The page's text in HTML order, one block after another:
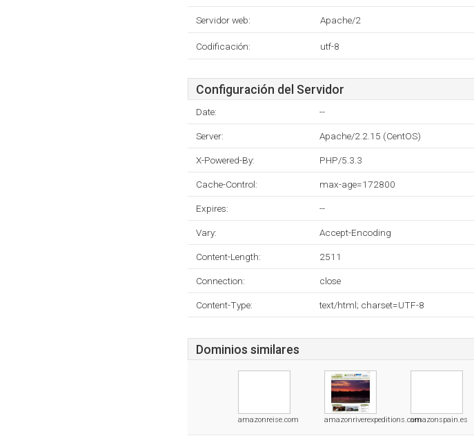
Servidor web: Apache/2
Codificación: utf-8
Configuración del Servidor
Date: --
Server: Apache/2.2.15 (CentOS)
X-Powered-By: PHP/5.3.3
Cache-Control: max-age=172800
Expires: --
Vary: Accept-Encoding
Content-Length: 2511
Connection: close
Content-Type: text/html; charset=UTF-8
Dominios similares
amazonreise.com amazonriverexpeditions.comamazonspain.es